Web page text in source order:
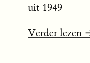
uit 1949
Verder lezen